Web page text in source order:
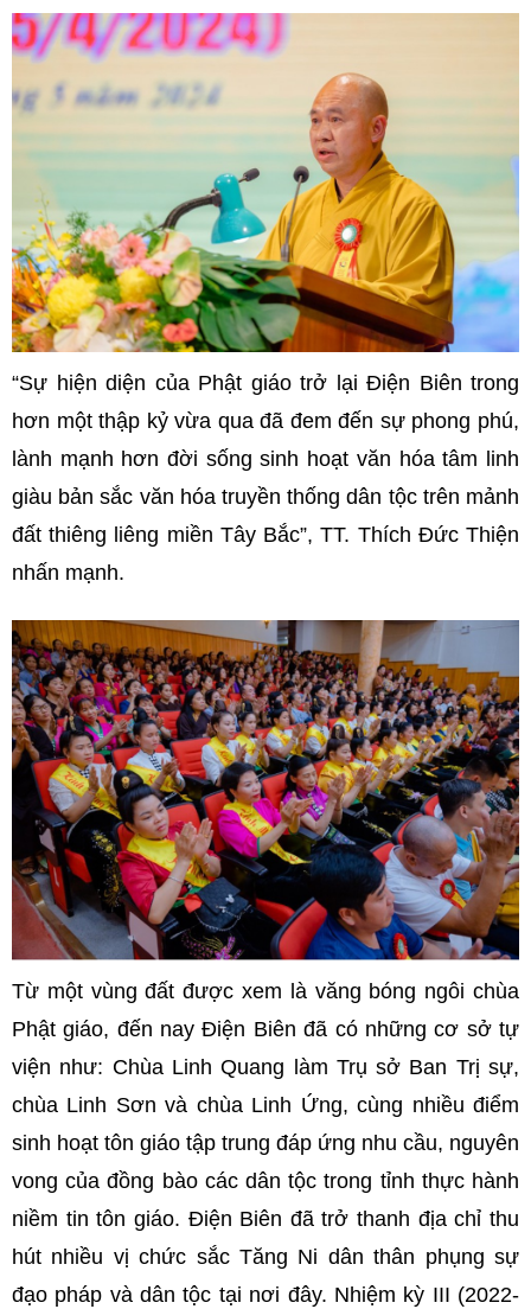
“Sự hiện diện của Phật giáo trở lại Điện Biên trong
hơn một thập kỷ vừa qua đã đem đến sự phong phú,
lành mạnh hơn đời sống sinh hoạt văn hóa tâm linh
giàu bản sắc văn hóa truyền thống dân tộc trên mảnh
đất thiêng liêng miền Tây Bắc”, TT. Thích Đức Thiện
nhấn mạnh.
Từ một vùng đất được xem là văng bóng ngôi chùa
Phật giáo, đến nay Điện Biên đã có những cơ sở tự
viện như: Chùa Linh Quang làm Trụ sở Ban Trị sự,
chùa Linh Sơn và chùa Linh Ứng, cùng nhiều điểm
sinh hoạt tôn giáo tập trung đáp ứng nhu cầu, nguyên
vong của đồng bào các dân tộc trong tỉnh thực hành
niềm tin tôn giáo. Điện Biên đã trở thanh địa chỉ thu
hút nhiều vị chức sắc Tăng Ni dân thân phụng sự
đạo pháp và dân tộc tại nơi đây. Nhiệm kỳ III (2022-